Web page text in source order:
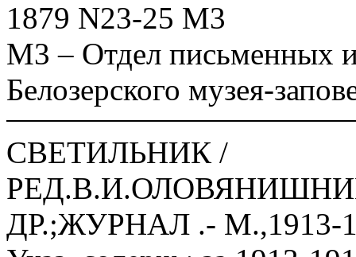
1879 N23-25 М3
М3 – Отдел письменных
Белозерского музея-
СВЕТИЛЬНИК /
ДР.;ЖУРНАЛ .- М.,1913-